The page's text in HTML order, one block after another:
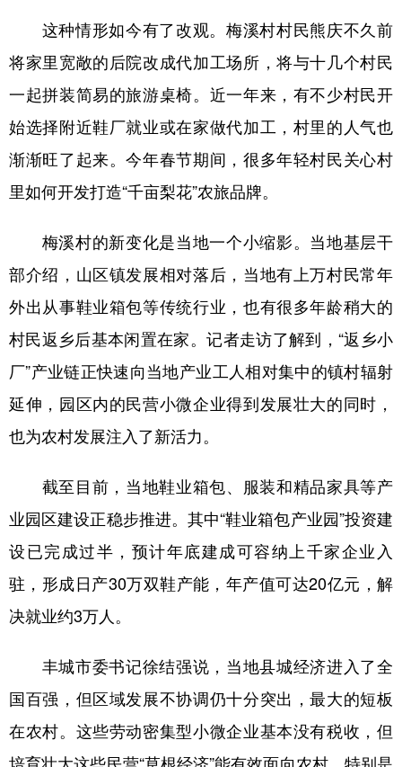
这种情形如今有了改观。梅溪村村民熊庆不久前
将家里宽敞的后院改成代加工场所，将与十几个村民
一起拼装简易的旅游桌椅。近一年来，有不少村民开
始选择附近鞋厂就业或在家做代加工，村里的人气也
渐渐旺了起来。今年春节期间，很多年轻村民关心村
里如何开发打造“千亩梨花”农旅品牌。
梅溪村的新变化是当地一个小缩影。当地基层干
部介绍，山区镇发展相对落后，当地有上万村民常年
外出从事鞋业箱包等传统行业，也有很多年龄稍大的
村民返乡后基本闲置在家。记者走访了解到，“返乡小
厂”产业链正快速向当地产业工人相对集中的镇村辐射
延伸，园区内的民营小微企业得到发展壮大的同时，
也为农村发展注入了新活力。
截至目前，当地鞋业箱包、服装和精品家具等产
业园区建设正稳步推进。其中“鞋业箱包产业园”投资建
设已完成过半，预计年底建成可容纳上千家企业入
驻，形成日产30万双鞋产能，年产值可达20亿元，解
决就业约3万人。
丰城市委书记徐结强说，当地县城经济进入了全
国百强，但区域发展不协调仍十分突出，最大的短板
在农村。这些劳动密集型小微企业基本没有税收，但
培育壮大这些民营“草根经济”能有效面向农村，特别是